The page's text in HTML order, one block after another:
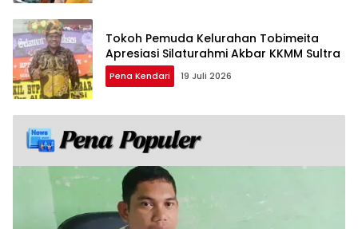
Tokoh Pemuda Kelurahan Tobimeita
Apresiasi Silaturahmi Akbar KKMM Sultra
Pena Kendari 19 Juli 2026